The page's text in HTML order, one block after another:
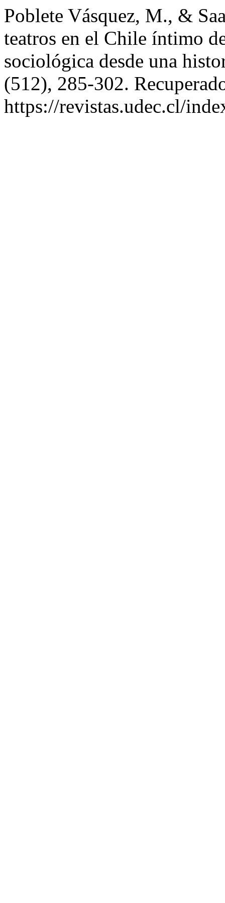
Poblete Vásquez, M., &
teatros en el Chile íntimo
sociológica desde una
(512), 285-302.
https://revistas.udec.cl/